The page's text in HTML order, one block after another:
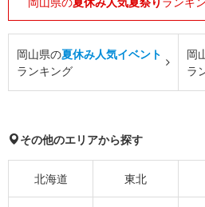
岡山県の夏休み人気イベント
ランキング
岡
ラ
その他のエリアから探す
北海道 東北